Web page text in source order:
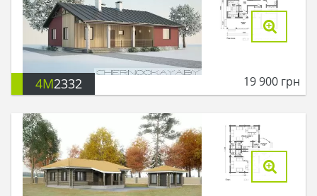
4M2332 19 900 грн